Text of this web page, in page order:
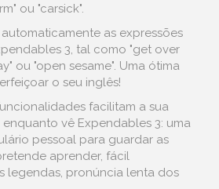
ou "carsick".
as expressões
3, tal como "get over
ou "open sesame". Uma ótima
o seu inglês!
facilitam a sua
vê Expendables 3: uma
pessoal para guardar as
aprender, fácil
legendas, pronúncia lenta dos